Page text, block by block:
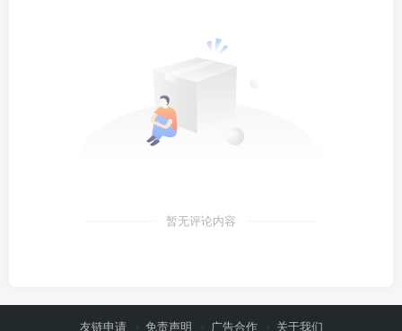
暂无评论内容
友链申请 免责声明 广告合作 关于我们